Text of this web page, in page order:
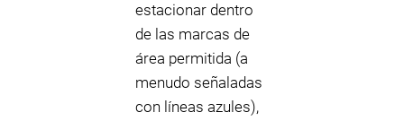
estacionar dentro
de las marcas de
área permitida (a
menudo señaladas
con líneas azules),